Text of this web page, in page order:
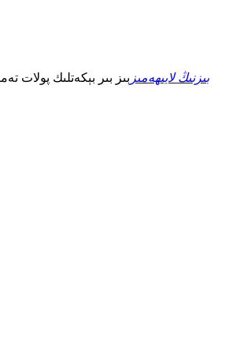
بىزنىڭ لايىھەمىز بىز بىر بېكەتلىك پولات